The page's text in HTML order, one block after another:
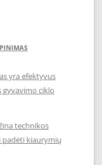
yra efektyvus
ciklo
technikos
padėti kiaurymių